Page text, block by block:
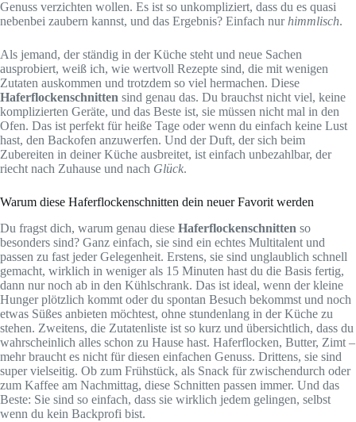
Genuss verzichten wollen. Es ist so unkompliziert, dass du es quasi
nebenbei zaubern kannst, und das Ergebnis? Einfach nurhimmlisch.
Als jemand, der ständig in der Küche steht und neue Sachen
ausprobiert, weiß ich, wie wertvoll Rezepte sind, die mit wenigen
Zutaten auskommen und trotzdem so viel hermachen. Diese
Haferflockenschnitten sind genau das. Du brauchst nicht viel, keine
komplizierten Geräte, und das Beste ist, sie müssen nicht mal in den
Ofen. Das ist perfekt für heiße Tage oder wenn du einfach keine Lust
hast, den Backofen anzuwerfen. Und der Duft, der sich beim
Zubereiten in deiner Küche ausbreitet, ist einfach unbezahlbar, der
riecht nach Zuhause und nach Glück.
Warum diese Haferflockenschnitten dein neuer Favorit werden
Du fragst dich, warum genau diese Haferflockenschnitten so
besonders sind? Ganz einfach, sie sind ein echtes Multitalent und
passen zu fast jeder Gelegenheit. Erstens, sie sind unglaublich schnell
gemacht, wirklich in weniger als 15 Minuten hast du die Basis fertig,
dann nur noch ab in den Kühlschrank. Das ist ideal, wenn der kleine
Hunger plötzlich kommt oder du spontan Besuch bekommst und noch
etwas Süßes anbieten möchtest, ohne stundenlang in der Küche zu
stehen. Zweitens, die Zutatenliste ist so kurz und übersichtlich, dass du
wahrscheinlich alles schon zu Hause hast. Haferflocken, Butter, Zimt –
mehr braucht es nicht für diesen einfachen Genuss. Drittens, sie sind
super vielseitig. Ob zum Frühstück, als Snack für zwischendurch oder
zum Kaffee am Nachmittag, diese Schnitten passen immer. Und das
Beste: Sie sind so einfach, dass sie wirklich jedem gelingen, selbst
wenn du kein Backprofi bist.